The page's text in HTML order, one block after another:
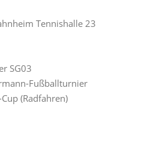
Tennishalle 23
SG03
Fußballturnier
(Radfahren)